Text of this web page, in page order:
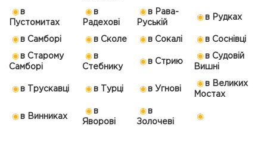
в
Пустомитах
в
Радехові
в Рава-
Руській
в Рудках
в Самборі в Сколе в Сокалі в Соснівці
в Старому
Самборі
в
Стебнику
в Стрию
в Судовій
Вишні
в Трускавці в Турці в Угнові
в Великих
Мостах
в Винниках
в
Яворові
в
Золочеві